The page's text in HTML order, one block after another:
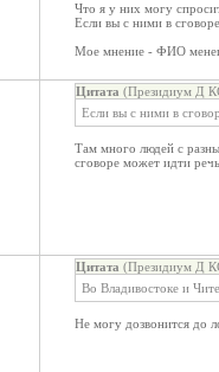
Что я у них могу
Если вы с ними в
Мое мнение - ФИО
Цитата (Президиум Д
Если вы с ними в
Там много людей с
сговоре может идти
Цитата (Президиум Д
Во Владивостоке и
Не могу дозвонится до